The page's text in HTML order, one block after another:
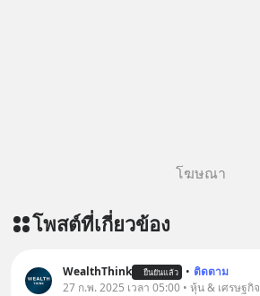
โฆษณา
โพสต์ที่เกี่ยวข้อง
WealthThink ยืนยันแล้ว • ติดตาม
27 ก.พ. 2025 เวลา 05:00 • หุ้น & เศรษฐกิจ